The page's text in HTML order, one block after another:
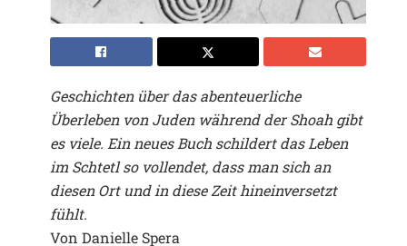
Geschichten über das abenteuerliche
Überleben von Juden während der Shoah gibt
es viele. Ein neues Buch schildert das Leben
im Schtetl so vollendet, dass man sich an
diesen Ort und in diese Zeit hineinversetzt
fühlt.
Von Danielle Spera